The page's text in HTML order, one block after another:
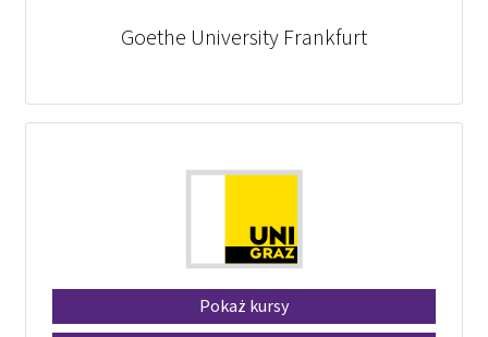
Goethe University Frankfurt
Pokaż kursy